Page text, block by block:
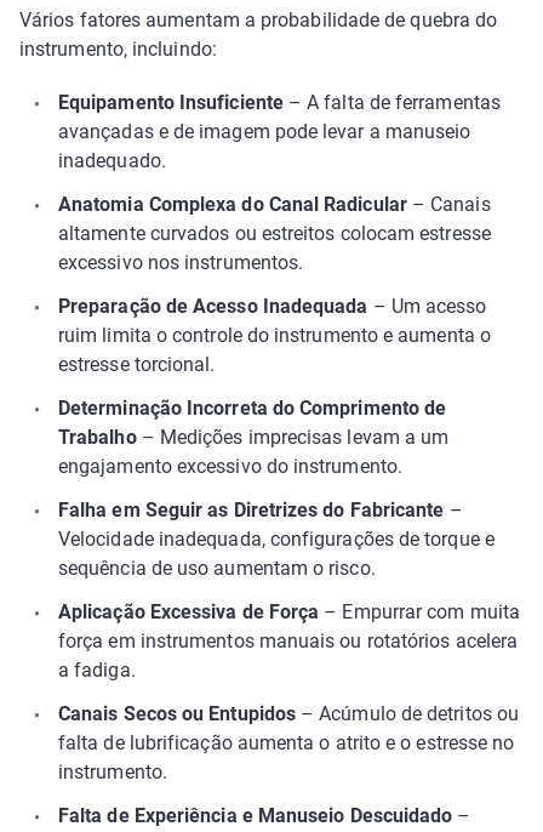
Vários fatores aumentam a probabilidade de quebra do
instrumento, incluindo:
Equipamento Insuficiente– A falta de ferramentas
avançadas e de imagem pode levar a manuseio
inadequado.
Anatomia Complexa do Canal Radicular– Canais
altamente curvados ou estreitos colocam estresse
excessivo nos instrumentos.
Preparação de Acesso Inadequada – Um acesso
ruim limita o controle do instrumento e aumenta o
estresse torcional.
Determinação Incorreta do Comprimento de
Trabalho– Medições imprecisas levam a um
engajamento excessivo do instrumento.
Falha em Seguir as Diretrizes do Fabricante –
Velocidade inadequada, configurações de torque e
sequência de uso aumentam o risco.
Aplicação Excessiva de Força – Empurrar com muita
força em instrumentos manuais ou rotatórios acelera
a fadiga.
Canais Secos ou Entupidos – Acúmulo de detritos ou
falta de lubrificação aumenta o atrito e o estresse no
instrumento.
Falta de Experiência e Manuseio Descuidado –